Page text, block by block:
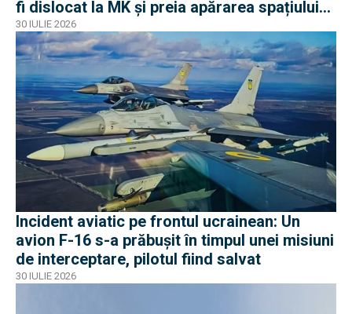
fi dislocat la MK și preia apărarea spațiului
aerian românesc
30 IULIE 2026
Incident aviatic pe frontul ucrainean: Un
avion F-16 s-a prăbușit în timpul unei misiuni
de interceptare, pilotul fiind salvat
30 IULIE 2026